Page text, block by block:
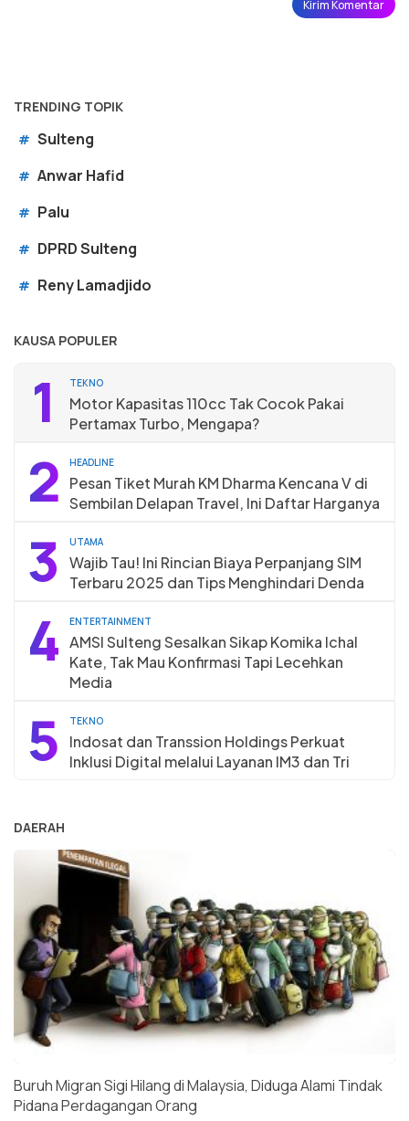
TRENDING TOPIK
# Sulteng
# Anwar Hafid
# Palu
# DPRD Sulteng
# Reny Lamadjido
KAUSA POPULER
1 TEKNO
Motor Kapasitas 110cc Tak Cocok Pakai
Pertamax Turbo, Mengapa?
2 HEADLINE
Pesan Tiket Murah KM Dharma Kencana V di
Sembilan Delapan Travel, Ini Daftar Harganya
3 UTAMA
Wajib Tau! Ini Rincian Biaya Perpanjang SIM
Terbaru 2025 dan Tips Menghindari Denda
4 ENTERTAINMENT
AMSI Sulteng Sesalkan Sikap Komika Ichal
Kate, Tak Mau Konfirmasi Tapi Lecehkan
Media
5 TEKNO
Indosat dan Transsion Holdings Perkuat
Inklusi Digital melalui Layanan IM3 dan Tri
DAERAH
Buruh Migran Sigi Hilang di Malaysia, Diduga Alami Tindak
Pidana Perdagangan Orang